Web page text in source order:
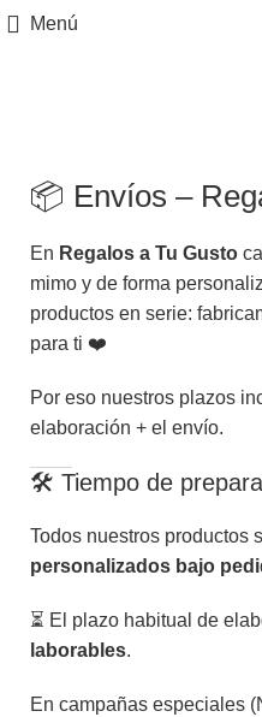
Menú
📦 Envíos –
En Regalos a Tu Gusto
mimo y de forma
productos en serie:
para ti ❤️
Por eso nuestros plazos
elaboración + el envío.
🛠️ Tiempo de
Todos nuestros productos
personalizados bajo
⏳ El plazo habitual de
laborables.
En campañas especiales